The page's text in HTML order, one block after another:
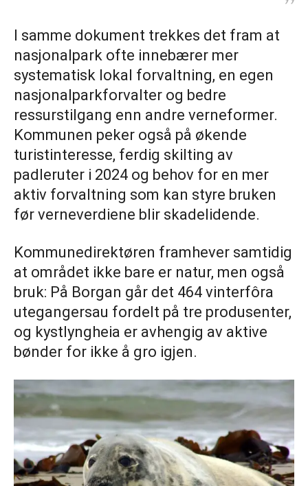
I samme dokument trekkes det fram at
nasjonalpark ofte innebærer mer
systematisk lokal forvaltning, en egen
nasjonalparkforvalter og bedre
ressurstilgang enn andre verneformer.
Kommunen peker også på økende
turistinteresse, ferdig skilting av
padleruter i 2024 og behov for en mer
aktiv forvaltning som kan styre bruken
før verneverdiene blir skadelidende.
Kommunedirektøren framhever samtidig
at området ikke bare er natur, men også
bruk: På Borgan går det 464 vinterfôra
utegangersau fordelt på tre produsenter,
og kystlyngheia er avhengig av aktive
bønder for ikke å gro igjen.